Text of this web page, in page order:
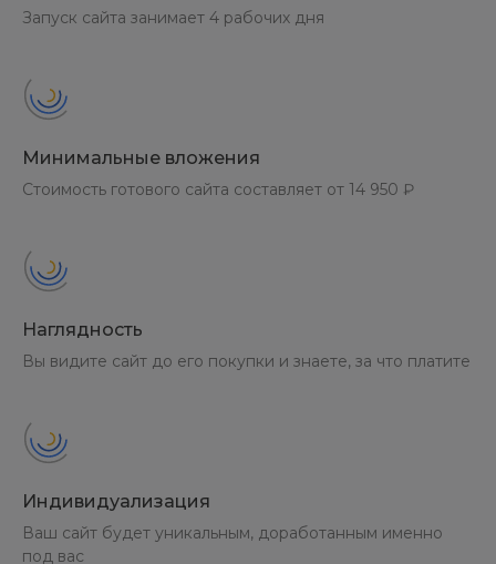
Запуск сайта занимает 4 рабочих дня
Минимальные вложения
Стоимость готового сайта составляет от 14 950 ₽
Наглядность
Вы видите сайт до его покупки и знаете, за что платите
Индивидуализация
Ваш сайт будет уникальным, доработанным именно
под вас